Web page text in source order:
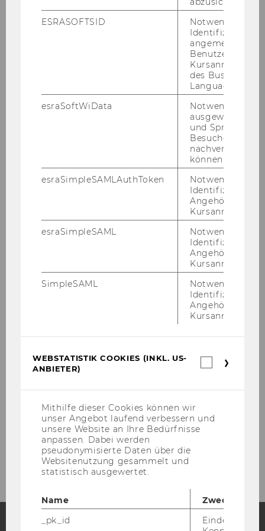
generated Con­tent, die des­sen Ver­brei­tung
vor­an­trei­ben, sowie die Mo­ti­ve für die Er­stel­
Um die­sen Fra­gen des di­gi­ta­len Wan­dels nach­
zu­ge­hen, nutzt Me­la­nie Clegg eine Mi­schung
aus Ver­hal­tens­ex­pe­ri­men­ten, Ana­ly­se von Se­
kun­där­da­ten, qua­li­ta­ti­ven und quan­ti­ta­ti­ven
Ana­ly­sen von Text­da­ten sowie Ma­chi­ne Lear­
Institut für Digital Marketing &
Über uns
Veröffentlichungen
AMA CBSIG 2024
ESRASOFTSID
Notwendig zur
Identifizierung
angemeldeten
Benutzers im
des Business
Language
esraSoftWiData
Notwendig um
ausgewählte
und
Besuchers
nachverfolgen
können.
esraSimpleSAMLAuthToken
Notwendig zur
Identifizierung
Angehörige/r für
Kursanmeldung.
esraSimpleSAML
Notwendig zur
Identifizierung
Angehörige/r für
Kursanmeldung.
SimpleSAML
Notwendig zur
Identifizierung
Angehörige/r für
Kursanmeldung.
WEBSTATISTIK COOKIES (INKL. US-
ANBIETER)
Mithilfe dieser Cookies können wir
unser Angebot laufend verbessern und
unsere Website an Ihre Bedürfnisse
anpassen. Dabei werden
pseudonymisierte Daten über die
Websitenutzung gesammelt und
statistisch ausgewertet.
Name
Zweck
_pk_id
Eindeutige